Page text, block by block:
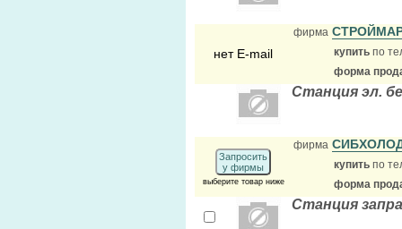
нет E-mail
фирма
купить по
форма
Станция эл.
Запросить
у фирмы
выберите товар ниже
фирма
купить по
форма
Станция